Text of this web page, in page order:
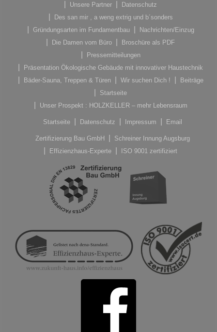
Unsere Partner
Datenschutz
Des san mir , a weng extrig und b´sonders
Gründungsarten im Fundamentbau
Nachrichten/Einzug
Die Damen vom Büro
Broschüre als PDF
Pressemitteilungen
Präsentation Ökologische Gebäude mit innovativer Haustechnik
Bäder-Sauna, Treppen & Türen
Wir suchen Dich !
Beiträge
Startseite
Unser Prospekt : HOLZKELLER – mehr Lebensraum
Startseite Datenschutz Impressum Email
Zertifizierung Bau GmbH
Schreiner Innung Augsburg
Effizienzhaus-Experte
ISO 9001 zertifiziert